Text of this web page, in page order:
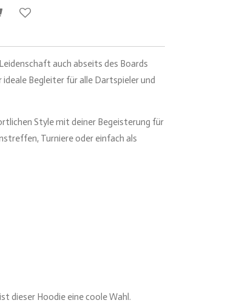
auch abseits des Boards
ideale Begleiter für alle Dartspieler und
Style mit deiner Begeisterung für
Turniere oder einfach als
dieser Hoodie eine coole Wahl.